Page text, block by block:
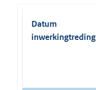
Datum
inwerkingtreding